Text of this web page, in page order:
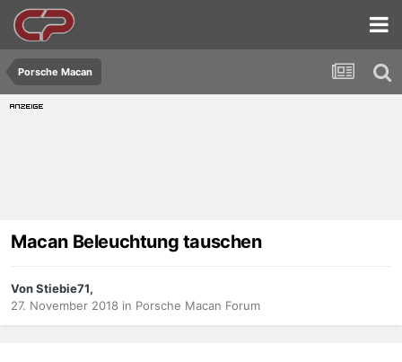
Porsche Macan
Macan Beleuchtung tauschen
Von Stiebie71,
27. November 2018 in Porsche Macan Forum